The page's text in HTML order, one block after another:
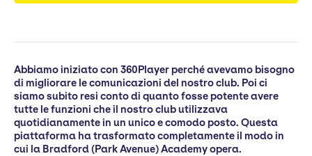
Abbiamo iniziato con 360Player perché avevamo bisogno
di migliorare le comunicazioni del nostro club. Poi ci
siamo subito resi conto di quanto fosse potente avere
tutte le funzioni che il nostro club utilizzava
quotidianamente in un unico e comodo posto. Questa
piattaforma ha trasformato completamente il modo in
cui la Bradford (Park Avenue) Academy opera.